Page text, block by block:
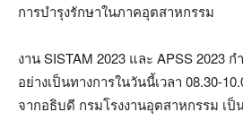
การบำรุงรักษาในภาคอุตสาหกรรม
งาน SISTAM 2023 และ APSS 2023
อย่างเป็นทางการในวันนี้เวลา 08.30-
จากอธิบดี กรมโรงงานอุตสาหกรรม เป็